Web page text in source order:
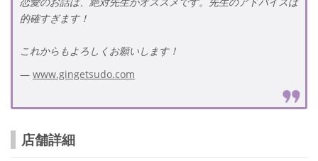
的確すぎます！
これからもよろしくお願いします！
www.gingetsudo.com
店舗詳細